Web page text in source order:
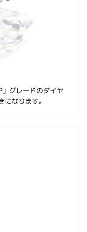
グレードのダイヤ
なります。